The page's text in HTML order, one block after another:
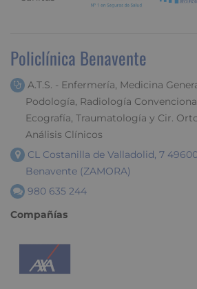
Policlínica Benavente
A.T.S. - Enfermería, Medicina
Podología, Radiología
Ecografía, Traumatología y Cir.
Análisis Clínicos
CL Costanilla de Valladolid, 7
Benavente (ZAMORA)
980 635 244
Compañías